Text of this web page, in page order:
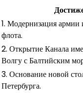
1. Модернизация армии
флота.
2. Открытие Канала
Волгу с Балтийским
3. Основание новой
Петербурга.